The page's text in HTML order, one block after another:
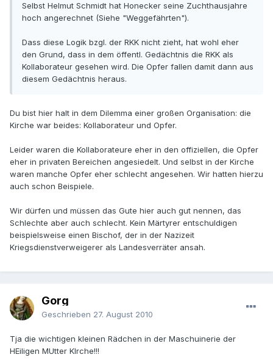
Selbst Helmut Schmidt hat Honecker seine Zuchthausjahre
hoch angerechnet (Siehe "Weggefährten").
Dass diese Logik bzgl. der RKK nicht zieht, hat wohl eher
den Grund, dass in dem öffentl. Gedächtnis die RKK als
Kollaborateur gesehen wird. Die Opfer fallen damit dann aus
diesem Gedächtnis heraus.
Du bist hier halt in dem Dilemma einer großen Organisation: die
Kirche war beides: Kollaborateur und Opfer.
Leider waren die Kollaborateure eher in den offiziellen, die Opfer
eher in privaten Bereichen angesiedelt. Und selbst in der Kirche
waren manche Opfer eher schlecht angesehen. Wir hatten hierzu
auch schon Beispiele.
Wir dürfen und müssen das Gute hier auch gut nennen, das
Schlechte aber auch schlecht. Kein Märtyrer entschuldigen
beispielsweise einen Bischof, der in der Nazizeit
Kriegsdienstverweigerer als Landesverräter ansah.
Gorg
Geschrieben 27. August 2010
Tja die wichtigen kleinen Rädchen in der Maschuinerie der
HEiligen MUtter KIrche!!!